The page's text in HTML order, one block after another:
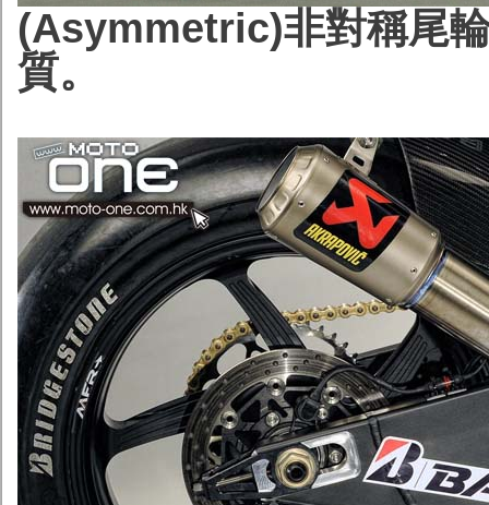
(Asymmetric)非對稱尾
質。